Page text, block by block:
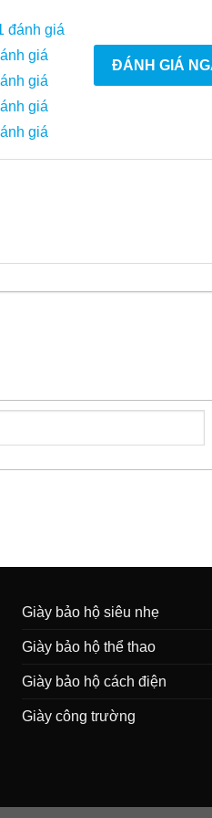
đánh giá
giá
giá
giá
giá
ĐÁNH GIÁ
Giày bảo hộ siêu nhẹ
Giày bảo hộ thể thao
Giày bảo hộ cách điện
Giày công trường